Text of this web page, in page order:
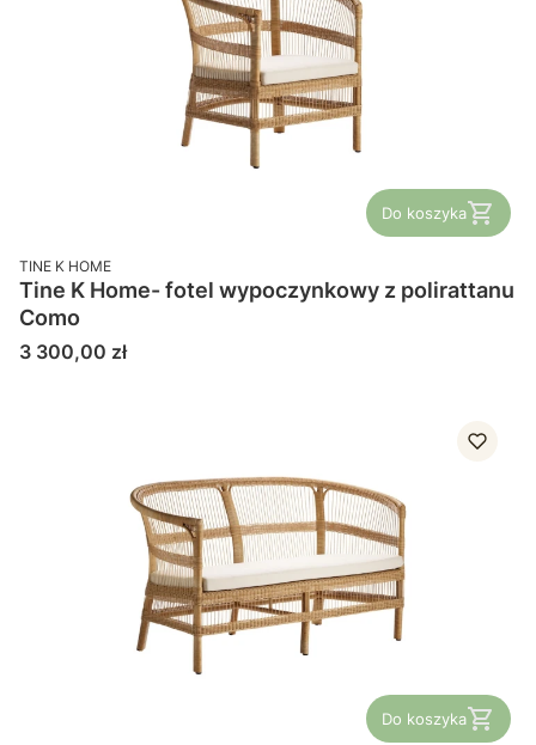
Do koszyka
PRODUCENT
TINE K HOME
Tine K Home- fotel wypoczynkowy z polirattanu
Como
Cena
3 300,00 zł
Do koszyka